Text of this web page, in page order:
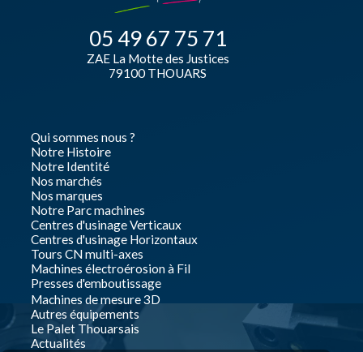
05 49 67 75 71
ZAE La Motte des Justices
79100 THOUARS
Qui sommes nous ?
Notre Histoire
Notre Identité
Nos marchés
Nos marques
Notre Parc machines
Centres d'usinage Verticaux
Centres d'usinage Horizontaux
Tours CN multi-axes
Machines électroérosion à Fil
Presses d'emboutissage
Machines de mesure 3D
Autres équipements
Le Palet Thouarsais
Actualités